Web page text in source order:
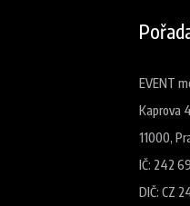
EVENT
Kaprova
11000,
IČ: 242
DIČ: CZ